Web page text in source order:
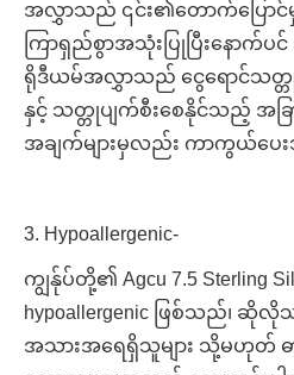
အလွှာသည် ၎င်း၏တောက်ပြောင်
ကြာရှည်စွာအသုံးပြုပြီးနော
ရိုဒီယမ်အလွှာသည် ငွေရောင်သတ္တု
နှင့် သတ္တုပျက်စီးစေနိုင်သည့် အခြ
အချက်များမှလည်း ကာကွယ်ပေ
3. Hypoallergenic-
ကျွန်ုပ်တို့၏ Agcu 7.5 Sterling
hypoallergenic ဖြစ်သည်၊
အသားအရေရှိသူများ သို့မဟုတ် ဓ